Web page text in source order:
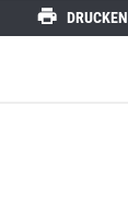
DRUCKEN